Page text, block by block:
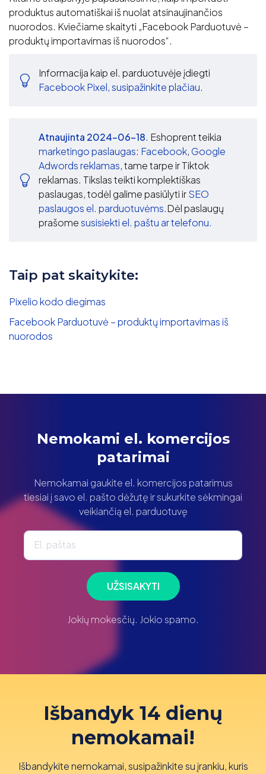
produktus automatiškai iš nuolat atsinaujinančios
nuorodos. Kviečiame skaityti „Facebook Parduotuvė –
produktų importavimas iš nuorodos“.
Informacija kaip el. parduotuvėje įdiegti
Facebook Pixel, susipažinkite plačiau.
Atnaujinta 2024-06-18. Eshoprent teikia
marketingo paslaugas: Facebook, Google
Adwords reklamas, tame tarpe ir Tiktok
reklamas. Tikslas teikti komplektiškas
paslaugas, todėl galime pasiūlyti irSEO
paslaugos el. parduotuvėms.Dėl paslaugų
prašomesusisiekti el. paštu ar telefonu.
Taip pat skaitykite:
Pixelio kodo diegimas
Facebook Parduotuvė – produktų importavimas iš
nuorodos
Nemokami el. komercijos
patarimai
Nemokamai gaukite el. komercijos patarimus
tiesiai į savo el. pašto dėžutę ir sukurkite sėkmingai
veikiančią el. parduotuvę
El. paštas
UŽSISAKYTI
Jokių mokesčių. Jokio spamo.
Išbandyk 14 dienų
nemokamai!
Išbandykite nemokamai, susipažinkite su įrankiu, kuris